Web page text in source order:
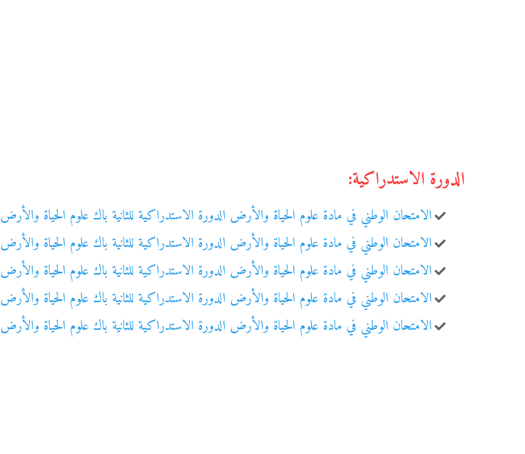
الدورة الاستدراكية:
الامتحان الوطني في مادة علوم الحياة والأرض الدورة الاستدراكية للثانية باك علوم الحياة والأرض 2017
الامتحان الوطني في مادة علوم الحياة والأرض الدورة الاستدراكية للثانية باك علوم الحياة والأرض 2016
الامتحان الوطني في مادة علوم الحياة والأرض الدورة الاستدراكية للثانية باك علوم الحياة والأرض 2015
الامتحان الوطني في مادة علوم الحياة والأرض الدورة الاستدراكية للثانية باك علوم الحياة والأرض 2013
الامتحان الوطني في مادة علوم الحياة والأرض الدورة الاستدراكية للثانية باك علوم الحياة والأرض 2012